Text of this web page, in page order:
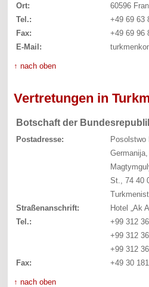
Ort:
60596
Tel.:
+49 69 63
Fax:
+49 69 96
E-Mail:
↑ nach oben
Vertretungen in
Botschaft der
Postadresse:
Posolstwo
Germanija,
St., 74 40
Straßenanschrift:
Hotel „Ak
Tel.:
+99 312
+99 312
+99 312
Fax:
+49 30
↑ nach oben